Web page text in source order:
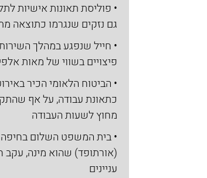
• פוליסת תאונות אישיות
גם נזקים שנגרמו כתוצאה
• חייל שנפגע במהלך
פיצויים בשווי של מאות
• הביטוח הלאומי הכיר
כתאונת עבודה, על אף
מחוץ לשעות העבודה
• בית המשפט השלום
(אורתופד) שהוא מינה, עקב
עניינים